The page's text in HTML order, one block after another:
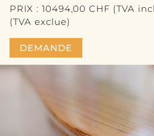
PRIX : 10494,00 CHF (TVA
(TVA exclue)
DEMANDE